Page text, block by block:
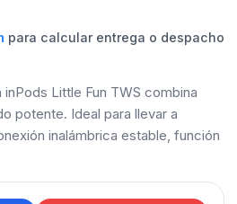
para calcular entrega o despacho
inPods Little Fun TWS combina
potente. Ideal para llevar a
inalámbrica estable, función